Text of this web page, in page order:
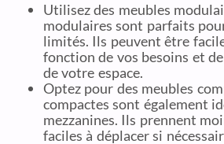
Utilisez des meubles
modulaires sont parfaits
limités. Ils peuvent être
fonction de vos besoins et
de votre espace.
Optez pour des meubles
compactes sont également
mezzanines. Ils prennent
faciles à déplacer si